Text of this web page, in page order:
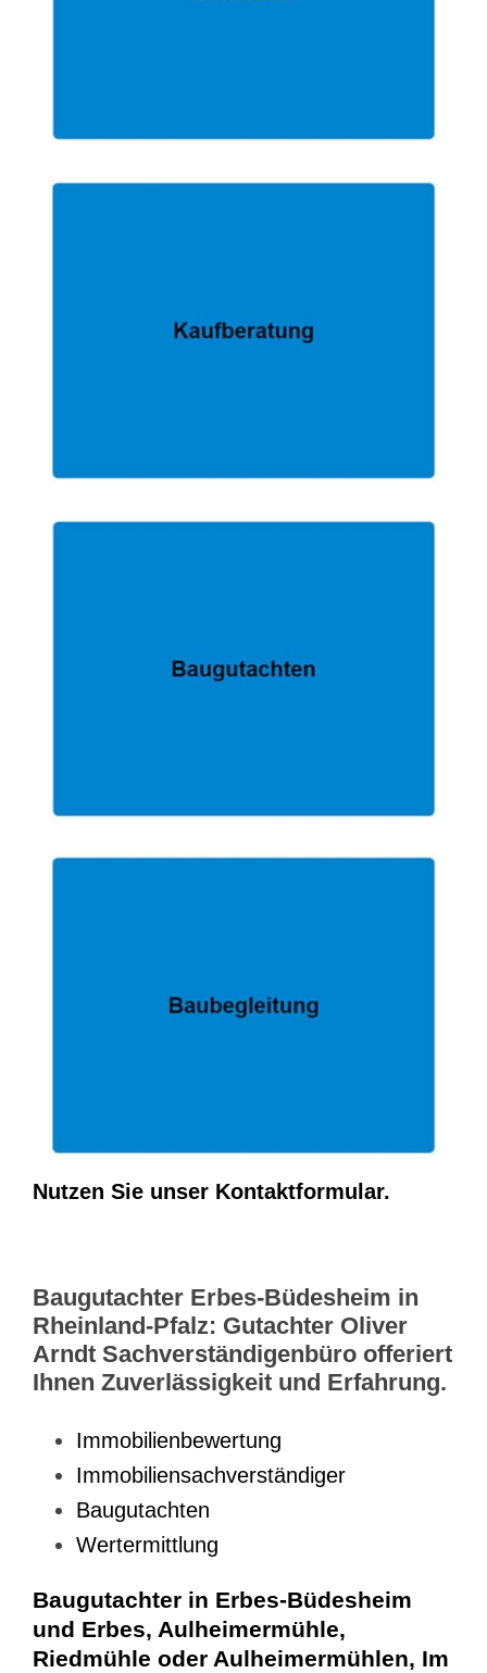
Nutzen Sie unser Kontaktformular.
Baugutachter Erbes-Büdesheim in
Rheinland-Pfalz: Gutachter Oliver
Arndt Sachverständigenbüro offeriert
Ihnen Zuverlässigkeit und Erfahrung.
Immobilienbewertung
Immobiliensachverständiger
Baugutachten
Wertermittlung
Baugutachter in Erbes-Büdesheim
und Erbes, Aulheimermühle,
Riedmühle oder Aulheimermühlen, Im